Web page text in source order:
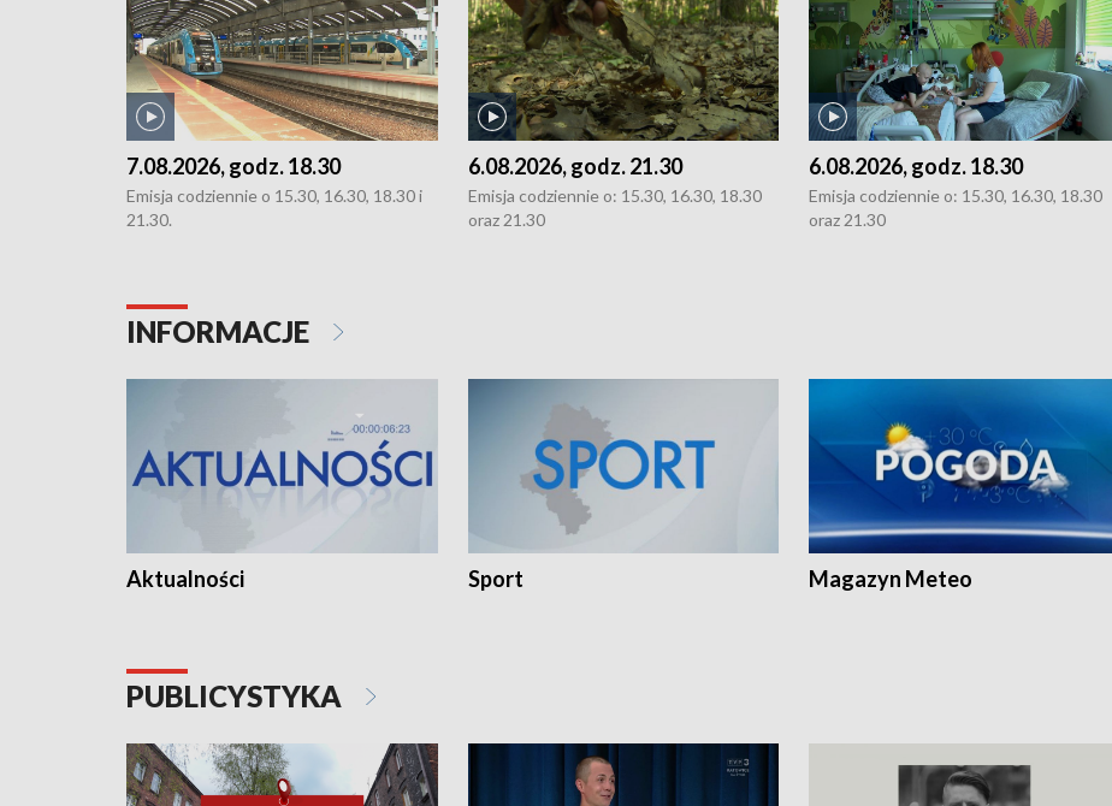
7.08.2026, godz. 18.30
Emisja codziennie o 15.30, 16.30, 18.30 i
21.30.
6.08.2026, godz. 21.30
Emisja codziennie o: 15.30, 16.30, 18.30
oraz 21.30
6.08.2026, godz. 18.30
Emisja codziennie o: 15.30, 16.30, 18.30
oraz 21.30
INFORMACJE
Aktualności Sport Magazyn Meteo
PUBLICYSTYKA